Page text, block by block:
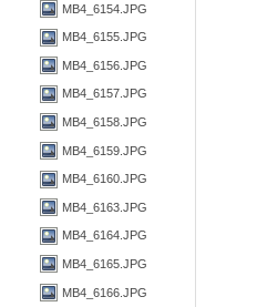
MB4_6154.JPG
MB4_6155.JPG
MB4_6156.JPG
MB4_6157.JPG
MB4_6158.JPG
MB4_6159.JPG
MB4_6160.JPG
MB4_6163.JPG
MB4_6164.JPG
MB4_6165.JPG
MB4_6166.JPG